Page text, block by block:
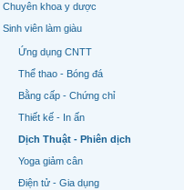
Chuyên khoa y dược
Sinh viên làm giàu
Ứng dụng CNTT
Thể thao - Bóng đá
Bằng cấp - Chứng chỉ
Thiết kế - In ấn
Dịch Thuật - Phiên dịch
Yoga giảm cân
Điện tử - Gia dụng